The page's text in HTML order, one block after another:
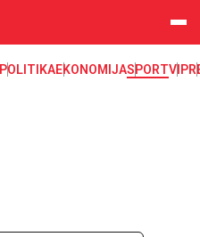
POLITIKAEKONOMIJASPORTVIP